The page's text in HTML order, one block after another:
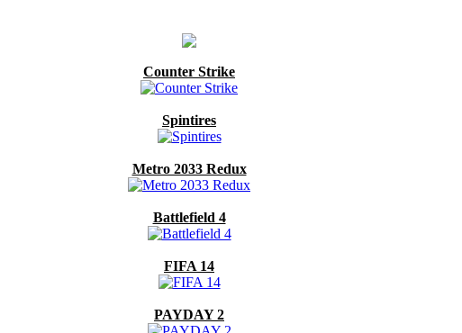
Counter Strike
Spintires
Metro 2033 Redux
Battlefield 4
FIFA 14
PAYDAY 2